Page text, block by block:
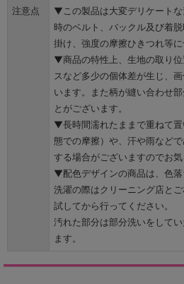
注意点
▼この製品は大変デリケート
時のベルト、バックル及び着
掛け、強度の摩擦ひきつれ等に
▼商品の特性上、生地の取り
スなど多少の個体差が生じ、
います。また柄が縫い合わせ
とがございます。
▼長時間濡れたままで重ねて
態での摩擦）や、汗や雨など
する場合がございますのでお気
▼配色デザインの商品は、色落
洗濯の際はクリーニング店と
試してから行ってください。
汚れた部分は部分洗いをして
ます。